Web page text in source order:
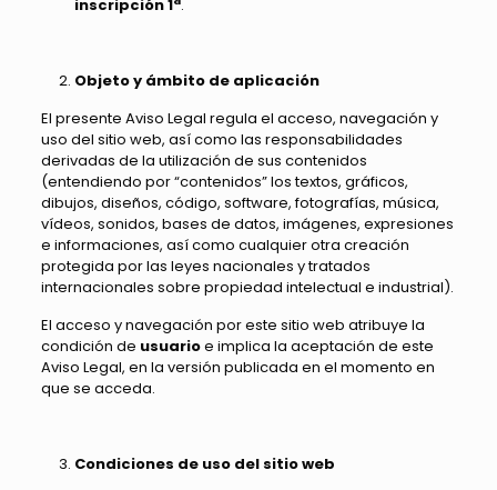
inscripción 1ª.
Objeto y ámbito de aplicación
El presente Aviso Legal regula el acceso, navegación y
uso del sitio web, así como las responsabilidades
derivadas de la utilización de sus contenidos
(entendiendo por “contenidos” los textos, gráficos,
dibujos, diseños, código, software, fotografías, música,
vídeos, sonidos, bases de datos, imágenes, expresiones
e informaciones, así como cualquier otra creación
protegida por las leyes nacionales y tratados
internacionales sobre propiedad intelectual e industrial).
El acceso y navegación por este sitio web atribuye la
condición de usuarioe implica la aceptación de este
Aviso Legal, en la versión publicada en el momento en
que se acceda.
Condiciones de uso del sitio web